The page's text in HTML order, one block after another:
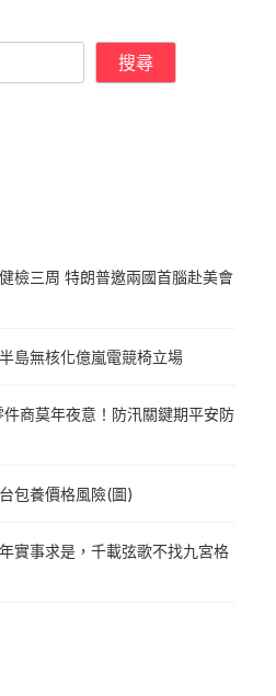
搜尋
檢三周 特朗普邀兩國首腦赴美會
島無核化億嵐電競椅立場
商莫年夜意！防汛關鍵期平安防
包養價格風險(圖)
實事求是，千載弦歌不找九宮格